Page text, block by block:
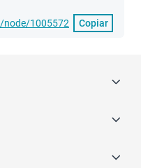
node/1005572
Copiar